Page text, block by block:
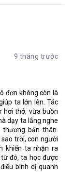
Tôi trải nó lên mặt
trong túi quần của
nhìn bóng
tượng về thứ gì đó
khô ngòi của bút
và bắt đầu vẽ
còn bị lãng quên
Tôi nói.
truyền qua tôi.
của mình.
9 tháng trước
đơn không còn là
ta lớn lên. Tác
hơi thở, vừa buồn
dạy ta lắng nghe
bản thân.
trời, con người
khiến ta nhận ra
đó, ta học được
bình dị quanh